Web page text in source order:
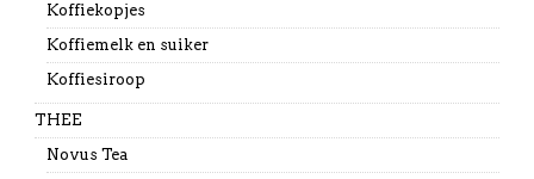
Koffiekopjes
Koffiemelk en suiker
Koffiesiroop
THEE
Novus Tea